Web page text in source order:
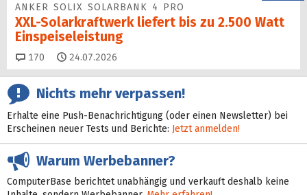
ANKER SOLIX SOLARBANK 4 PRO
XXL-Solarkraftwerk liefert bis zu 2.500 Watt
Einspeise­leistung
170 Kommentare
24.07.2026
Nichts mehr verpassen!
Erhalte eine Push-Benachrichtigung (oder einen Newsletter) bei
Erscheinen neuer Tests und Berichte: Jetzt anmelden!
Warum Werbebanner?
ComputerBase berichtet unabhängig und verkauft deshalb keine